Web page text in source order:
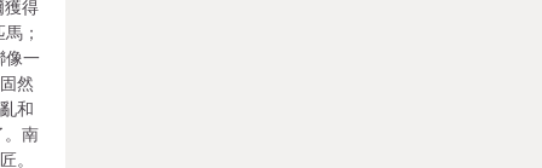
獲得
；
像一
然
和
。南
。